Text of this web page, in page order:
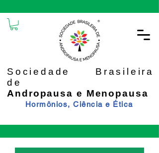
Sociedade Brasileira
de
Andropausa e Menopausa
Hormônios, Ciência e Ética